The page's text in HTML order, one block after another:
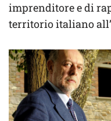
imprenditore e di
territorio italiano